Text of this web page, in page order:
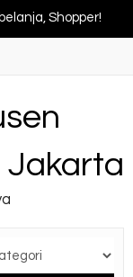
Shopper!
Jakarta